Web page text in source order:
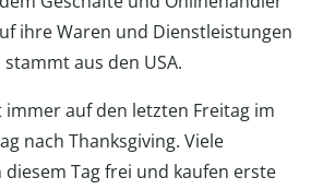
ihre Waren und Dienstleistungen
aus den USA.
immer auf den letzten Freitag im
nach Thanksgiving. Viele
Tag frei und kaufen erste